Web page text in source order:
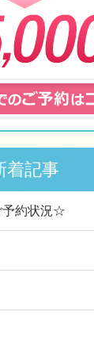
着記事
予約状況☆